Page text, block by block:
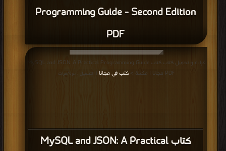
Programming Guide - Second Edition
PDF
كتاب MySQL and JSON: A Practical
قراءة و تحميل كتاب كتاب MySQL and JSON: A Practical Programming Guide
PDF مجانا | مكتبة >
كتب في مجانا | التحميل : مرة/مرات